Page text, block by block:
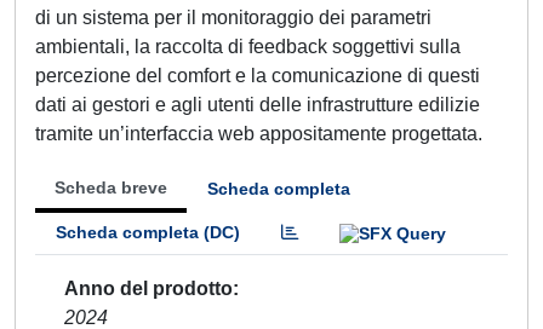
di un sistema per il monitoraggio dei parametri
ambientali, la raccolta di feedback soggettivi sulla
percezione del comfort e la comunicazione di questi
dati ai gestori e agli utenti delle infrastrutture edilizie
tramite un’interfaccia web appositamente progettata.
Scheda breve Scheda completa
Scheda completa (DC)
Anno del prodotto
2024